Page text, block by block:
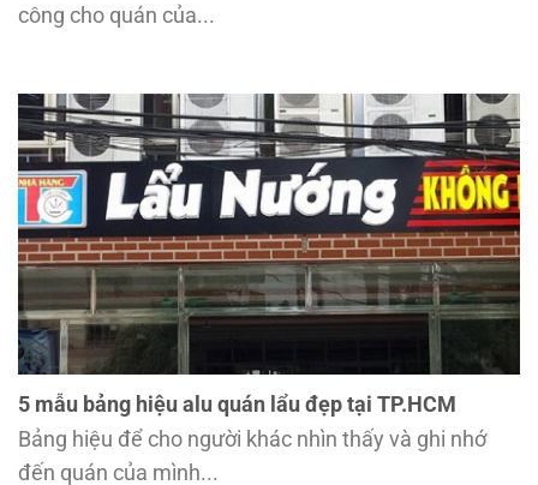
công cho quán của...
5 mẫu bảng hiệu alu quán lẩu đẹp tại TP.HCM
Bảng hiệu để cho người khác nhìn thấy và ghi nhớ
đến quán của mình...